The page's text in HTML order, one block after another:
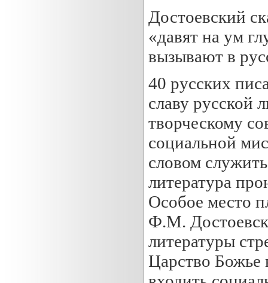
Достоевский
«давят на ум
вызывают в
40 русских
славу русской
творческому
социальной
словом
литература
Особое место
Ф.М.
литературы
Царство Божье